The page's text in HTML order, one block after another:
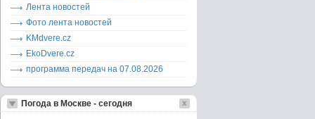
Лента новостей
Фото лента новостей
KMdvere.cz
EkoDvere.cz
программа передач на 07.08.2026
Погода в Москве - сегодня